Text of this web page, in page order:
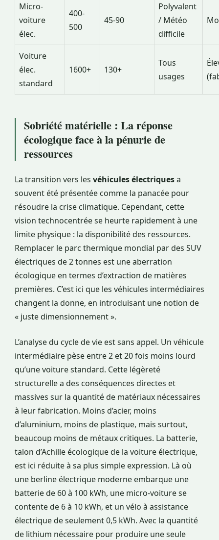
Micro-
voiture
élec.
400-
500
45-90
Polyvalent
/ Météo
difficile
Voiture
élec.
standard
1600+ 130+
Tous
usages
Sobriété matérielle : La réponse
écologique face à la pénurie de
ressources
La transition vers les véhicules électriquesa
souvent été présentée comme la panacée pour
résoudre la crise climatique. Cependant, cette
vision technocentrée se heurte rapidement à une
limite physique : la disponibilité des ressources.
Remplacer le parc thermique mondial par des SUV
électriques de 2 tonnes est une aberration
écologique en termes d’extraction de matières
premières. C’est ici que les véhicules intermédiaires
changent la donne, en introduisant une notion de
« juste dimensionnement ».
L’analyse du cycle de vie est sans appel. Un véhicule
intermédiaire pèse entre 2 et 20 fois moins lourd
qu’une voiture standard. Cette légèreté
structurelle a des conséquences directes et
massives sur la quantité de matériaux nécessaires
à leur fabrication. Moins d’acier, moins
d’aluminium, moins de plastique, mais surtout,
beaucoup moins de métaux critiques. La batterie,
talon d’Achille écologique de la voiture électrique,
est ici réduite à sa plus simple expression. Là où
une berline électrique moderne embarque une
batterie de 60 à 100 kWh, une micro-voiture se
contente de 6 à 10 kWh, et un vélo à assistance
électrique de seulement 0,5 kWh. Avec la quantité
de lithium nécessaire pour produire une seule